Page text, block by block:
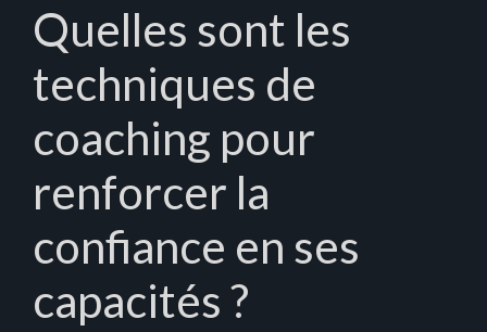
Quelles sont les
techniques de
coaching pour
renforcer la
confiance en ses
capacités ?